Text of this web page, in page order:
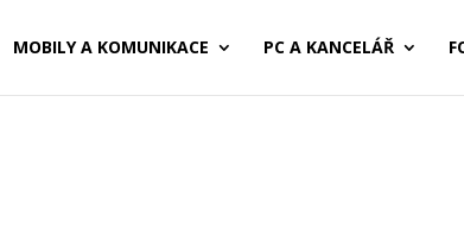
MOBILY A KOMUNIKACE PC A KANCELÁŘ